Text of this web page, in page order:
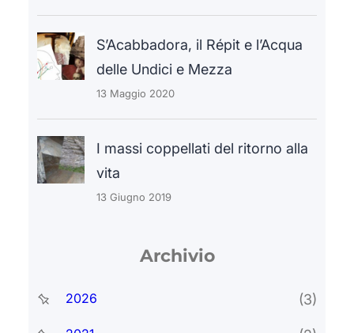
S’Acabbadora, il Répit e l’Acqua
delle Undici e Mezza
13 Maggio 2020
I massi coppellati del ritorno alla
vita
13 Giugno 2019
Archivio
2026 (3)